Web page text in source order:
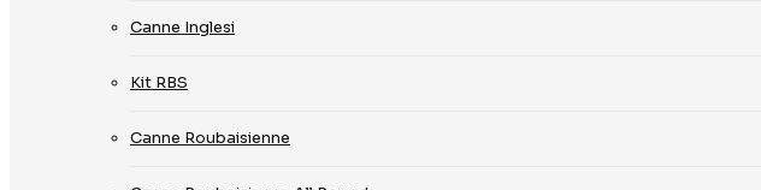
Canne Inglesi
Kit RBS
Canne Roubaisienne